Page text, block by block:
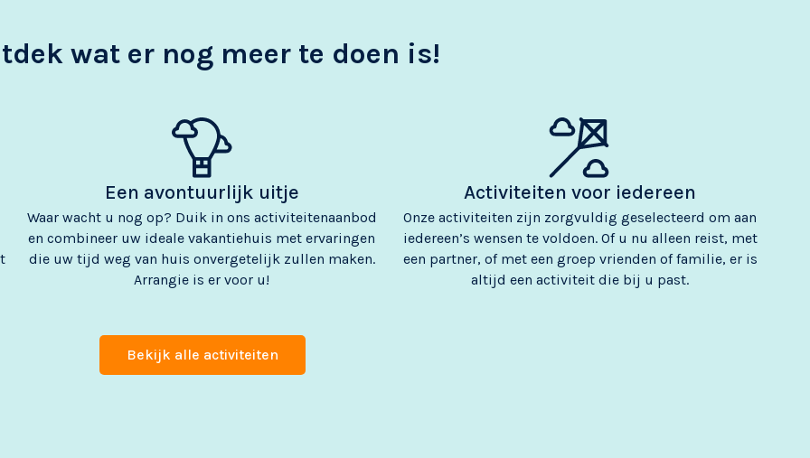
wat er nog meer te doen is!
Een avontuurlijk uitje
Waar wacht u nog op? Duik in ons activiteitenaanbod
en combineer uw ideale vakantiehuis met ervaringen
die uw tijd weg van huis onvergetelijk zullen maken.
Arrangie is er voor u!
Activiteiten voor iedereen
Onze activiteiten zijn zorgvuldig geselecteerd om aan
iedereen’s wensen te voldoen. Of u nu alleen reist, met
een partner, of met een groep vrienden of familie, er is
altijd een activiteit die bij u past.
Bekijk alle activiteiten